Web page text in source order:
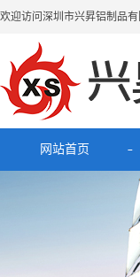
欢迎访问深圳市兴昇铝制品有
网站首页